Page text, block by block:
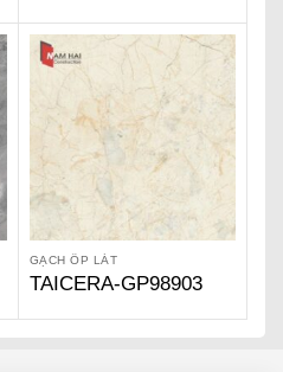
ĐỘ SCAPEHIVE
GẠCH ỐP LÁT
TAICERA-GP98903